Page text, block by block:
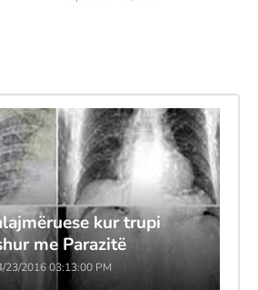
kur trupi
me Parazitë
23/2016 03:13:00 PM